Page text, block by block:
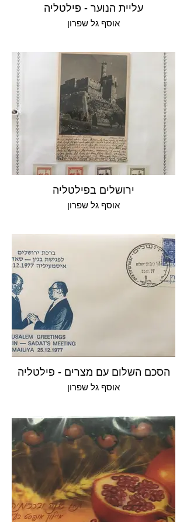
עליית הנוער - פילטליה
אוסף גל שפרון
ירושלים בפילטליה
אוסף גל שפרון
הסכם השלום עם מצרים - פילטליה
אוסף גל שפרון